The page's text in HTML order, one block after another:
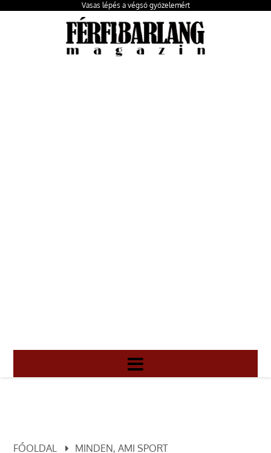
Vasas lépés a végső győzelemért
FŐOLDAL
MINDEN, AMI SPORT